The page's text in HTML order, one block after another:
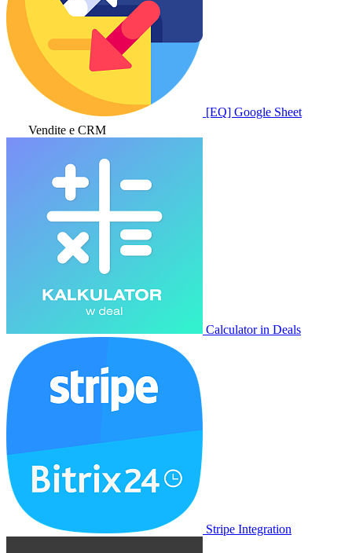
[EQ] Google Sheet
Vendite e CRM
Calculator in Deals
Stripe Integration